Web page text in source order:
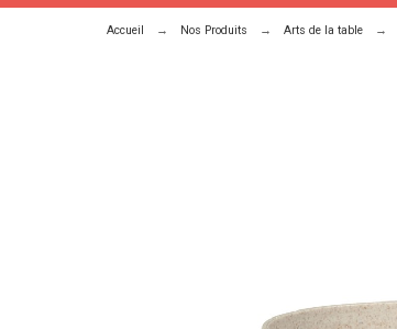
Accueil Nos Produits Arts de la table